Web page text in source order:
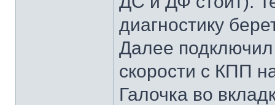
диагностику
Далее
скорости с КПП
Галочка во